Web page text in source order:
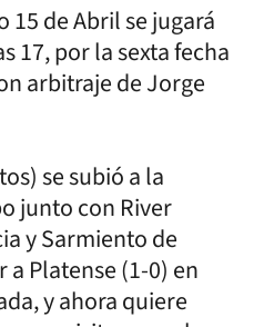
15 de Abril se jugará
17, por la sexta fecha
arbitraje de Jorge
se subió a la
junto con River
y Sarmiento de
Platense (1-0) en
y ahora quiere